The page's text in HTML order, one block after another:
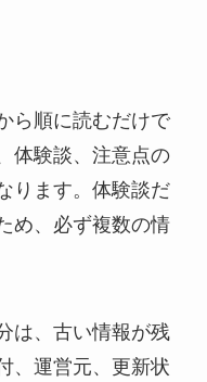
ら順に読むだけで
体験談、注意点の
ります。体験談だ
め、必ず複数の情
は、古い情報が残
、運営元、更新状